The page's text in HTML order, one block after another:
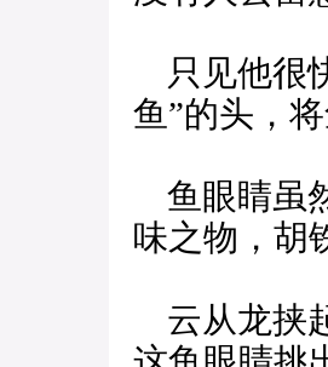
只见他很
鱼”的头，
鱼眼睛虽
味之物，胡
云从龙挟